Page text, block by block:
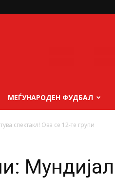
МЕЃУНАРОДЕН ФУДБАЛ
спектакл! Ова се 12-те групи
Мундијал